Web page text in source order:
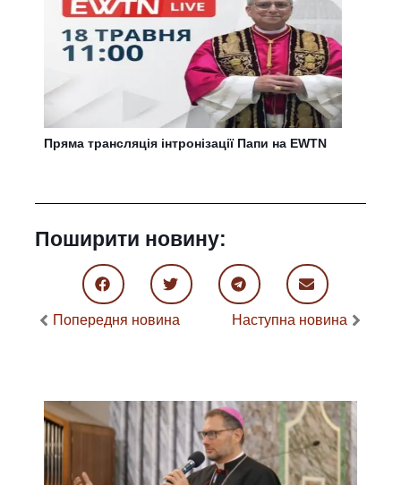
Пряма трансляція інтронізації Папи на EWTN
Поширити новину:
Попередня новина Наступна новина